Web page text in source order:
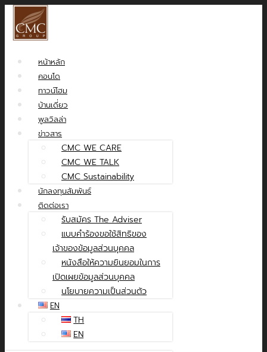
หน้าหลัก
คอนโด
ทาวน์โฮม
บ้านเดี่ยว
พูลวิลล่า
ข่าวสาร
CMC WE CARE
CMC WE TALK
CMC Sustainability
นักลงทุนสัมพันธ์
ติดต่อเรา
รับสมัคร The Adviser
แบบคำร้องขอใช้สิทธิของ
เจ้าของข้อมูลส่วนบุคคล
หนังสือให้ความยินยอมในการ
เปิดเผยข้อมูลส่วนบุคคล
นโยบายความเป็นส่วนตัว
EN
TH
EN